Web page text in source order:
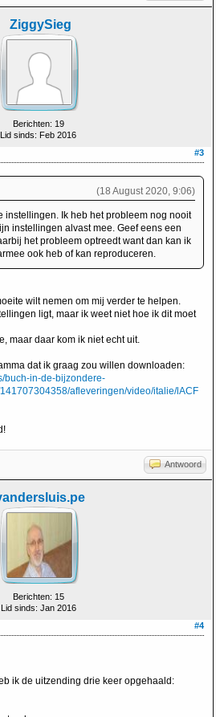
ZiggySieg
Berichten: 19
Lid sinds: Feb 2016
#3
(18 August 2020, 9:06)
instellingen. Ik heb het probleem nog nooit
instellingen alvast mee. Geef eens een
het probleem optreedt want dan kan ik
ook heb of kan reproduceren.
wilt nemen om mij verder te helpen.
ligt, maar ik weet niet hoe ik dit moet
maar daar kom ik niet echt uit.
dat ik graag zou willen downloaden:
buch-in-de-bijzondere-
afleveringen/video/italie/lACF
Antwoord
Berichten: 15
Lid sinds: Jan 2016
#4
ik de uitzending drie keer opgehaald: